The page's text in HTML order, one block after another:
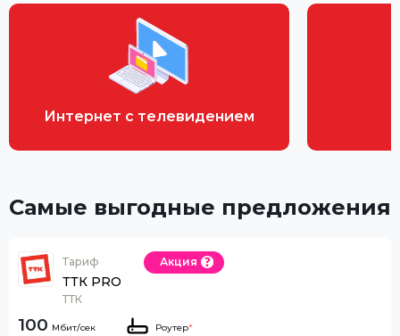
Интернет с телевидением
Самые выгодные предложения
Тариф
ТТК PRO
ТТК
Акция
100 Роутер*